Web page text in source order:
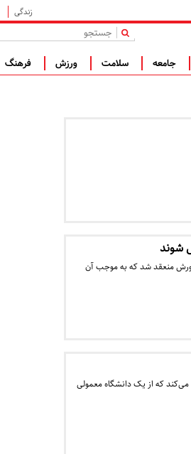
زندگی
|
جامعه سلامت ورزش فرهنگ
شوند
منعقد شد که به موجب آن
می‌کند که از یک دانشگاه معمولی